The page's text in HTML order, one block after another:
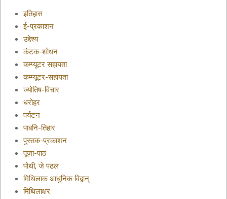
इतिहास
ई-प्रकाशन
उद्देश्य
कंटक-शोधन
कम्प्यूटर सहायता
कम्प्यूटर-सहायता
ज्योतिष-विचार
धरोहर
पर्यटन
पाबनि-तिहार
पुस्तक-प्रकाशन
पूजा-पाठ
पोथी, जे पढल
मिथिलाक आधुनिक विद्वान्
मिथिलाक्षर